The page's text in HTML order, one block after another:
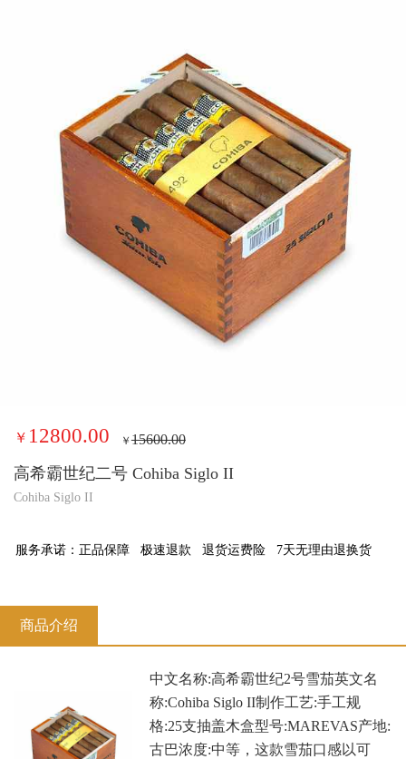
￥ 12800.00 ￥15600.00
高希霸世纪二号 Cohiba Siglo II
Cohiba Siglo II
服务承诺： 正品保障 极速退款 退货运费险 7天无理由退换货
商品介绍
中文名称:高希霸世纪2号雪茄英文名
称:Cohiba Siglo II制作工艺:手工规
格:25支抽盖木盒型号:MAREVAS产地:
古巴浓度:中等，这款雪茄口感以可